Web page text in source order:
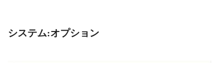
システム:オプション